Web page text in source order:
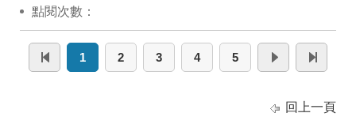
點閱次數：
1 2 3 4 5
回上一頁